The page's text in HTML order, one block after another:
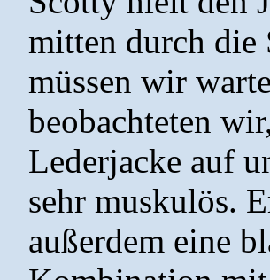
mitten durch die
müssen wir
beobachteten
Lederjacke auf
sehr muskulös.
außerdem eine